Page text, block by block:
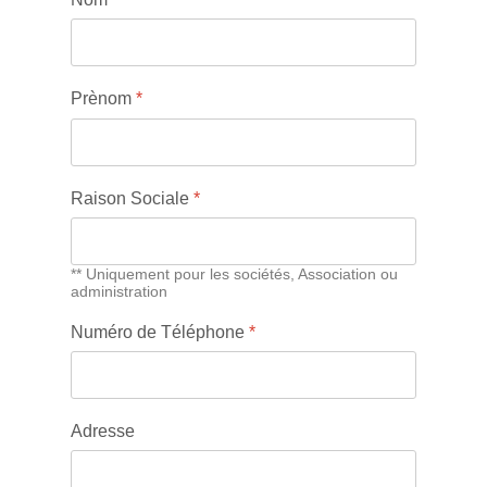
Prènom *
Raison Sociale *
** Uniquement pour les sociétés, Association ou
administration
Numéro de Téléphone *
Adresse